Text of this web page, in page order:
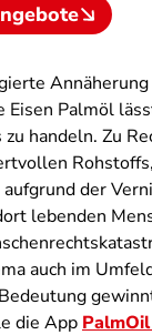
Palmöl
handeln. Zu
der
lebenden
auch im
die App